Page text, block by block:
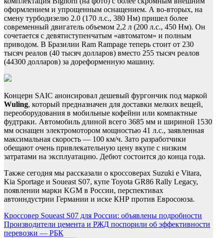
оформлением и упрощенным оснащением. А во-вторых, на
смену турбодизелю 2.0 (170 л.с., 380 Нм) пришел более
современный двигатель объемом 2,2 л (200 л.с., 450 Нм). Он
сочетается с девятиступенчатым «автоматом» и полным
приводом. В Бразилии Ram Rampage теперь стоит от 230
тысяч реалов (40 тысяч долларов) вместо 255 тысяч реалов
(44300 долларов) за дореформенную машину.
Концерн SAIC анонсировал дешевый фургончик под маркой
Wuling, который предназначен для доставки мелких вещей,
переоборудования в мобильные кофейни или компактные
фудтраки. Автомобиль длиной всего 3685 мм и шириной 1530
мм оснащен электромотором мощностью 41 л.с., заявленная
максимальная скорость — 100 км/ч. Зато разработчики
обещают очень привлекательную цену вкупе с низким
затратами на эксплуатацию. Дебют состоится до конца года.
Также сегодня мы рассказали о кроссоверах Suzuki e Vitara,
Kia Sportage и Soueast S07, купе Toyota GR86 Rally Legacy,
появлении марки KGM в России, перспективах
автоиндустрии Германии и иске КНР против Евросоюза.
Навигация
по
Кроссовер Soueast S07 для России: объявлены подробности
Производители цемента и РЖД поспорили об эффективности
перевозки — РБК